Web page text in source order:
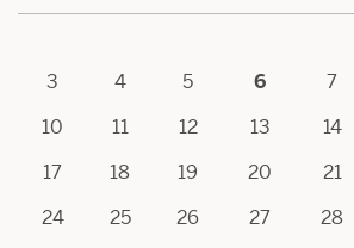
3
4 5 6 7
10
11 12 13 14
17
18 19 20 21
24
25 26 27 28